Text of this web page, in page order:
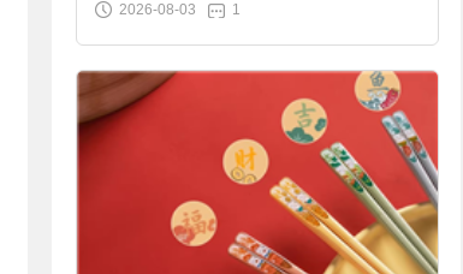
袋装9.9元到手
2026-08-03 1